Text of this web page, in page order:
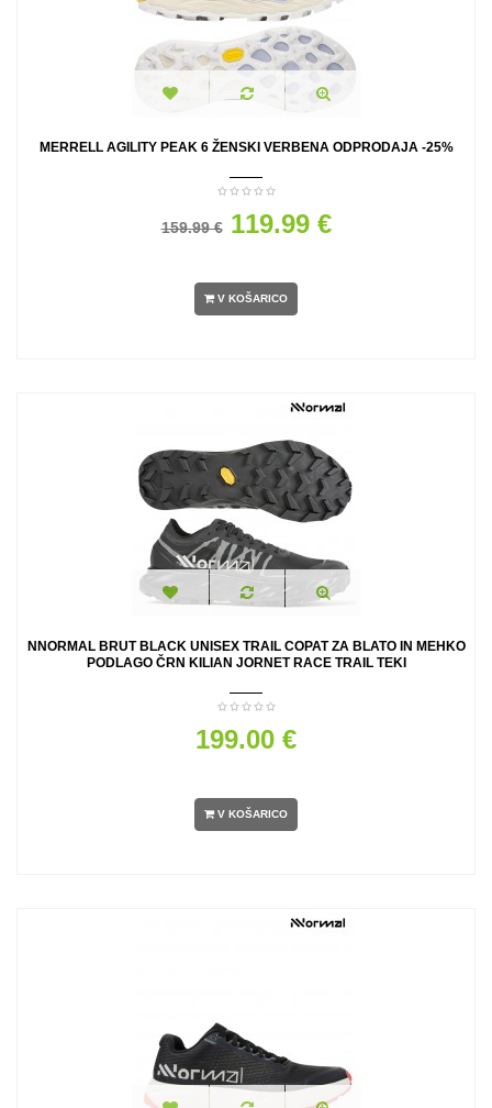
MERRELL AGILITY PEAK 6 ŽENSKI VERBENA ODPRODAJA -25%
159.99 € 119.99 €
V KOŠARICO
NNORMAL BRUT BLACK UNISEX TRAIL COPAT ZA BLATO IN MEHKO
PODLAGO ČRN KILIAN JORNET RACE TRAIL TEKI
199.00 €
V KOŠARICO